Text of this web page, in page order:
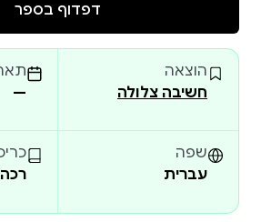
ההכרה בכך שתורות המוסר מבוססות
סובייקטיביים מפחידה אנשים
נגלה שאין בסיס יציב תחת עקרונות
מטרתו של כרך זה היא לחשוף את
שעליהם מבוססות רוב תורות המוסר,
ובאופן בלתי מתפשר את התפיסות
דפדוף בספר
הוצאה
חשיבה צלולה
—
שפה
עברית
רכה